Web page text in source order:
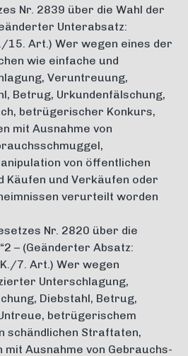
Nr. 2839 über die Wahl der
Unterabsatz:
15. Art.) Wer wegen eines der
wie einfache und
Veruntreuung,
Betrug, Urkundenfälschung,
betrügerischer Konkurs,
mit Ausnahme von
von öffentlichen
Käufen und Verkäufen oder
verurteilt worden
Nr. 2820 über die
– (Geänderter Absatz:
7. Art.) Wer wegen
Unterschlagung,
Diebstahl, Betrug,
betrügerischem
schändlichen Straftaten,
Ausnahme von Gebrauchs-